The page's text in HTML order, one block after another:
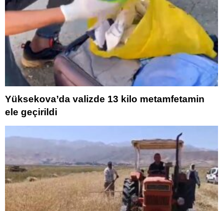
Yüksekova’da valizde 13 kilo metamfetamin
ele geçirildi